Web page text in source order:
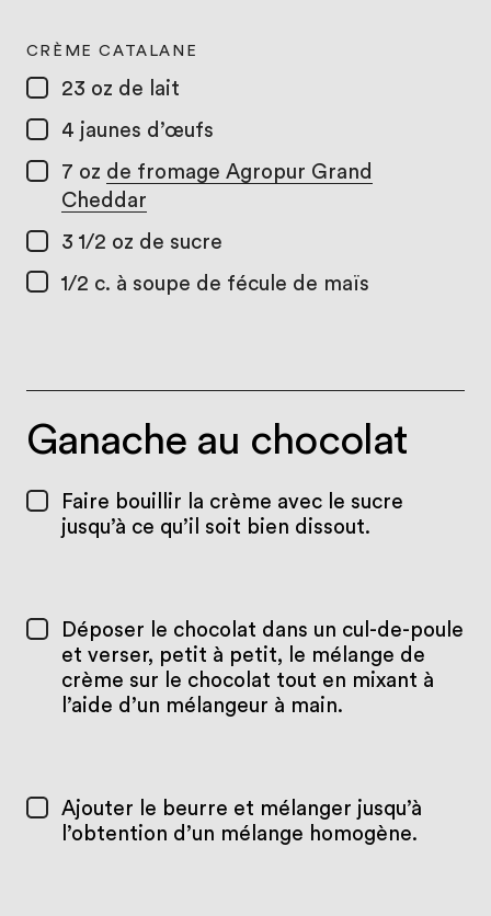
CRÈME CATALANE
23 oz de lait
4 jaunes d’œufs
7 oz de fromage Agropur Grand
Cheddar
3 1/2 oz de sucre
1/2 c. à soupe de fécule de maïs
Ganache au chocolat
Faire bouillir la crème avec le sucre
jusqu’à ce qu’il soit bien dissout.
Déposer le chocolat dans un cul-de-poule
et verser, petit à petit, le mélange de
crème sur le chocolat tout en mixant à
l’aide d’un mélangeur à main.
Ajouter le beurre et mélanger jusqu’à
l’obtention d’un mélange homogène.